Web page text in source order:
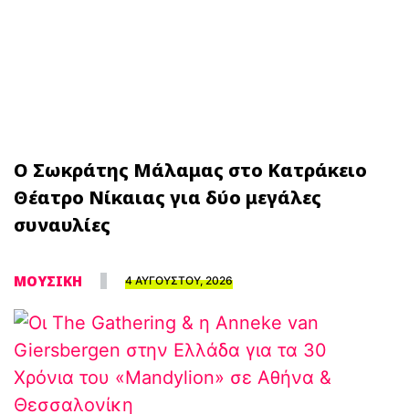
Ο Σωκράτης Μάλαμας στο Κατράκειο
Θέατρο Νίκαιας για δύο μεγάλες
συναυλίες
ΜΟΥΣΙΚΗ 4 ΑΥΓΟΥΣΤΟΥ, 2026